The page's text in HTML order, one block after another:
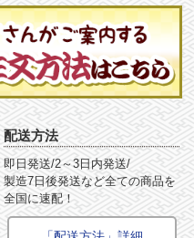
配送方法
即日発送/2～3日内発送/
製造7日後発送など全ての商品を
全国に速配！